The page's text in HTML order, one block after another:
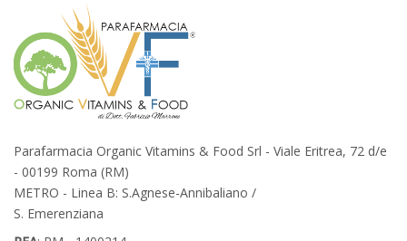
Parafarmacia Organic Vitamins & Food Srl - Viale Eritrea, 72 d/e
- 00199 Roma (RM)
METRO - Linea B: S.Agnese-Annibaliano /
S. Emerenziana